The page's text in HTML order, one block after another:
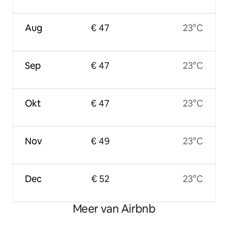
Aug
Sep
Okt
Nov
Dec
€ 47
€ 47
€ 47
€ 49
€ 52
23°C
23°C
23°C
23°C
23°C
Meer van Airbnb